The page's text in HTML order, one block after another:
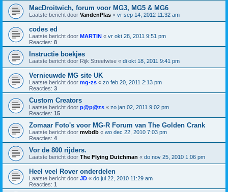
MacDroitwich, forum voor MG3, MG5 & MG6
Laatste bericht door VandenPlas « vr sep 14, 2012 11:32 am
codes ed
Laatste bericht door MARTIN « vr okt 28, 2011 9:51 pm
Reacties: 8
Instructie boekjes
Laatste bericht door Rijk Streetwise « di okt 18, 2011 9:41 pm
Vernieuwde MG site UK
Laatste bericht door mg-zs « zo feb 20, 2011 2:13 pm
Reacties: 3
Custom Creators
Laatste bericht door p@p@zs « zo jan 02, 2011 9:02 pm
Reacties: 15
Zomaar Foto's voor MG-R Forum van The Golden Crank
Laatste bericht door mvbdb « wo dec 22, 2010 7:03 pm
Reacties: 4
Vor de 800 rijders.
Laatste bericht door The Flying Dutchman « do nov 25, 2010 1:06 pm
Heel veel Rover onderdelen
Laatste bericht door JD « do jul 22, 2010 11:29 am
Reacties: 1